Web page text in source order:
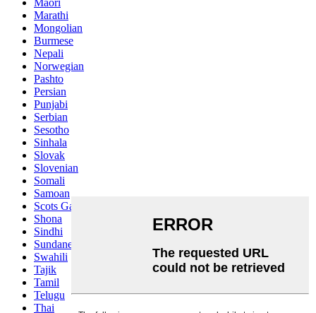
Marathi
Mongolian
Burmese
Nepali
Norwegian
Pashto
Persian
Punjabi
Serbian
Sesotho
Sinhala
Slovak
Slovenian
Somali
Samoan
Scots Gaelic
Shona
Sindhi
Sundanese
Swahili
Tajik
Tamil
Telugu
Thai